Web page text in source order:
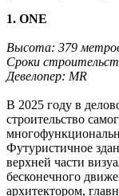
1. ONE
Высота: 379
Сроки
Девелопер: MR
В 2025 году в
строительство
Футуристичное
верхней части
бесконечного
архитектором,